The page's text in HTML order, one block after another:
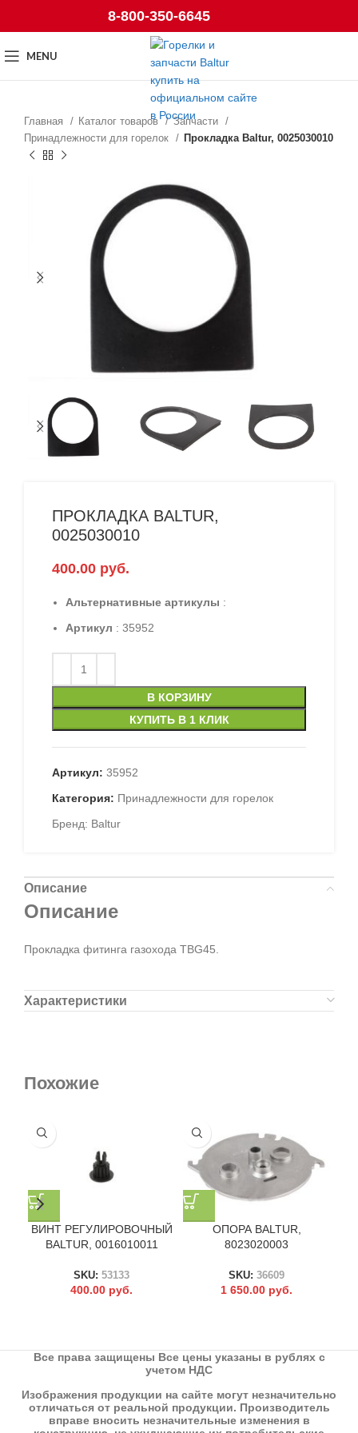
8-800-350-6645
MENU
Главная Каталог товаров
Запчасти
Принадлежности для горелок
Прокладка Baltur, 0025030010
ПРОКЛАДКА BALTUR,
0025030010
400.00 руб.
Альтернативные артикулы :
Артикул : 35952
В КОРЗИНУ
КУПИТЬ В 1 КЛИК
Артикул: 35952
Категория: Принадлежности для горелок
Бренд: Baltur
Описание
Описание
Прокладка фитинга газохода TBG45.
Характеристики
Похожие
ВИНТ РЕГУЛИРОВОЧНЫЙ
BALTUR, 0016010011
SKU: 53133
400.00 руб.
ОПОРА BALTUR,
8023020003
SKU: 36609
1 650.00 руб.
Все права защищены Все цены указаны в рублях с
учетом НДС
Изображения продукции на сайте могут незначительно
отличаться от реальной продукции. Производитель
вправе вносить незначительные изменения в